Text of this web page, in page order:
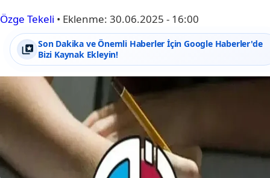
Özge Tekeli • Eklenme: 30.06.2025 - 16:00
Son Dakika ve Önemli Haberler İçin Google Haberler'de
Bizi Kaynak Ekleyin!